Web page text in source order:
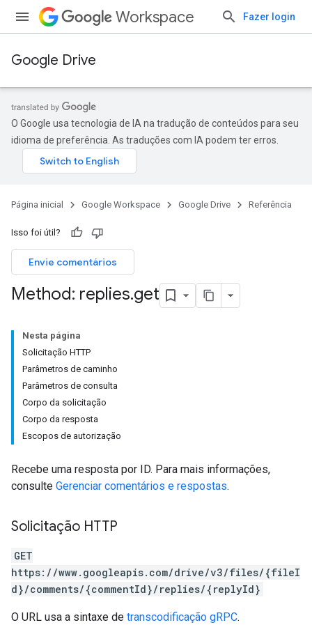
Workspace Fazer login
Google Drive
O Google usa tecnologia de IA na tradução de conteúdos para seu
idioma de preferência. As traduções com IA podem ter erros.
Página inicial Google Workspace Google Drive Referência
Isso foi útil?
Envie comentários
Method: replies.get
Nesta página
Solicitação HTTP
Parâmetros de caminho
Parâmetros de consulta
Corpo da solicitação
Corpo da resposta
Escopos de autorização
Recebe uma resposta por ID. Para mais informações,
consulte Gerenciar comentários e respostas.
Solicitação HTTP
GET
https://www.googleapis.com/drive/v3/files/{fileI
d}/comments/{commentId}/replies/{replyId}
O URL usa a sintaxe de transcodificação gRPC.